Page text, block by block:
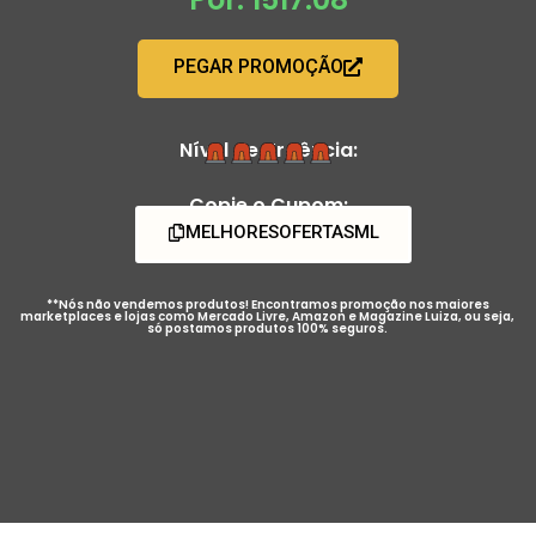
PEGAR PROMOÇÃO
Nível de Urgência:
Copie o Cupom:
MELHORESOFERTASML
**Nós não vendemos produtos! Encontramos promoção nos maiores
marketplaces e lojas como Mercado Livre, Amazon e Magazine Luiza, ou seja,
só postamos produtos 100% seguros.